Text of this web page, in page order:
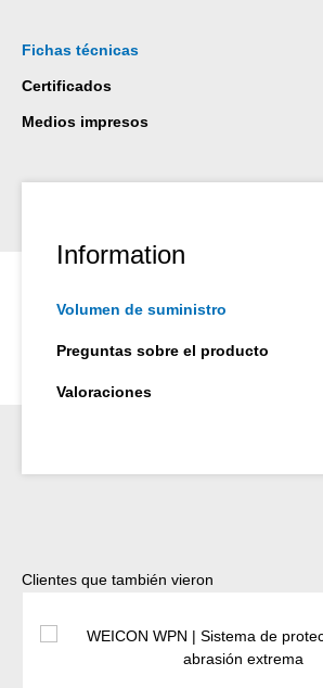
Fichas técnicas
Certificados
Medios impresos
Information
Volumen de suministro
Preguntas sobre el producto
Valoraciones
Omitir la galería de productos
Clientes que también vieron